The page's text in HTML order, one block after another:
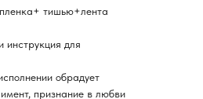
тишью+лента
инструкция для
обрадует
признание в любви